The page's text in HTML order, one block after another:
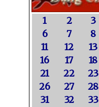
1 2 3
6
7 8
11
12 13
16
17 18
21
22 23
26
27 28
31
32 33